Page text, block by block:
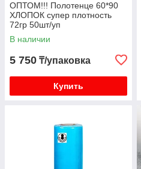
ОПТОМ!!! Полотенце 60*90
ХЛОПОК супер плотность
72гр 50шт/уп
В наличии
5 750 ₸/упаковка
Купить